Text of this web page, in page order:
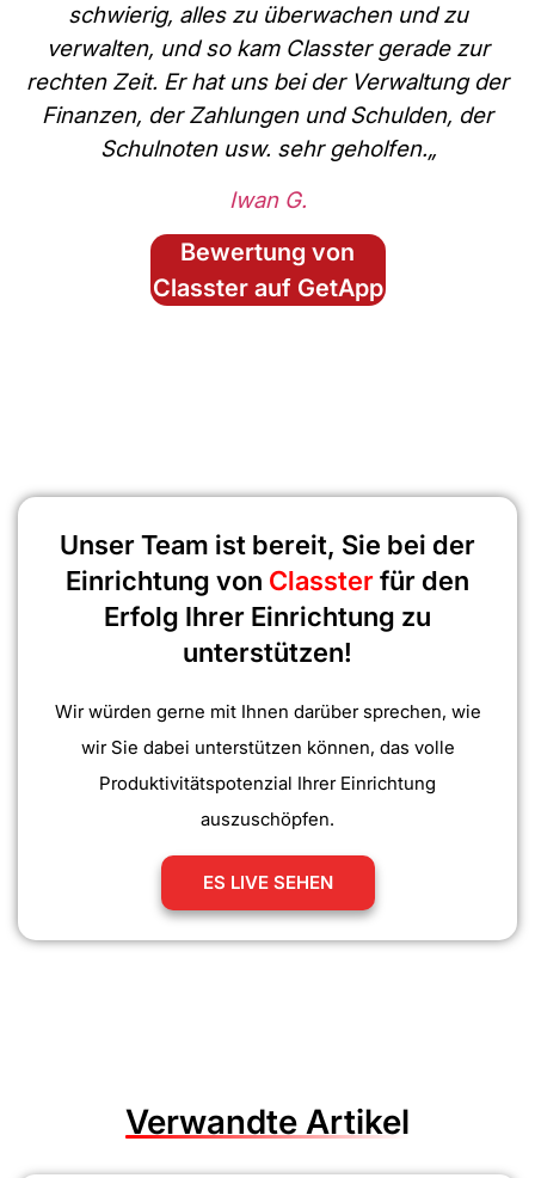
schwierig, alles zu überwachen und zu
verwalten, und so kam Classter gerade zur
rechten Zeit. Er hat uns bei der Verwaltung der
Finanzen, der Zahlungen und Schulden, der
Schulnoten usw. sehr geholfen.„
Iwan G.
Bewertung von
Classter auf GetApp
Unser Team ist bereit, Sie bei der
Einrichtung von Classterfür den
Erfolg Ihrer Einrichtung zu
unterstützen!
Wir würden gerne mit Ihnen darüber sprechen, wie
wir Sie dabei unterstützen können, das volle
Produktivitätspotenzial Ihrer Einrichtung
auszuschöpfen.
ES LIVE SEHEN
Verwandte Artikel